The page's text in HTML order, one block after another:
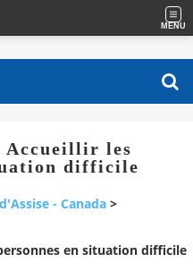
MENU
Accueillir les
difficile
- Canada >
en situation difficile